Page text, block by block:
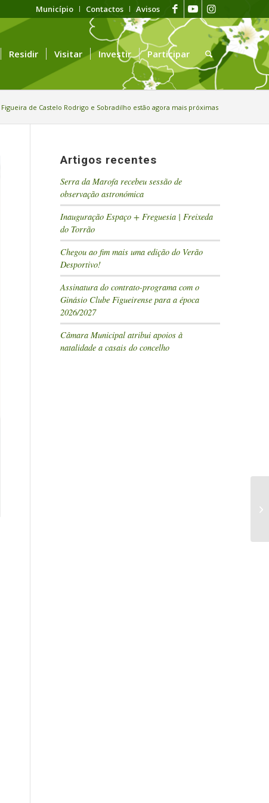
Município Contactos Avisos
Residir Visitar Investir Participar
Figueira de Castelo Rodrigo e Sobradilho estão agora mais próximas
Artigos recentes
Serra da Marofa recebeu sessão de
observação astronómica
Inauguração Espaço + Freguesia | Freixeda
do Torrão
Chegou ao fim mais uma edição do Verão
Desportivo!
Assinatura do contrato-programa com o
Ginásio Clube Figueirense para a época
2026/2027
Câmara Municipal atribui apoios à
natalidade a casais do concelho